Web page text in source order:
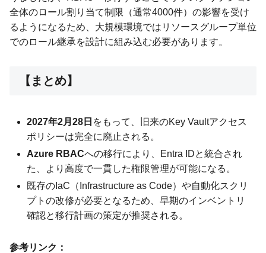
全体のロール割り当て制限（通常4000件）の影響を受け
るようになるため、大規模環境ではリソースグループ単位
でのロール継承を設計に組み込む必要があります。
【まとめ】
2027年2月28日 をもって、旧来のKey Vaultアクセス
ポリシーは完全に廃止される。
Azure RBACへの移行により、Entra IDと統合され
た、より高度で一貫した権限管理が可能になる。
既存のIaC（Infrastructure as Code）や自動化スクリ
プトの改修が必要となるため、早期のインベントリ
確認と移行計画の策定が推奨される。
参考リンク：